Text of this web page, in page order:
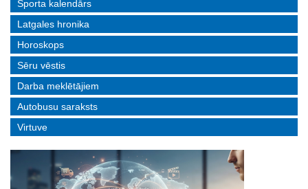
Sporta kalendārs
Latgales hronika
Horoskops
Sēru vēstis
Darba meklētājiem
Autobusu saraksts
Virtuve